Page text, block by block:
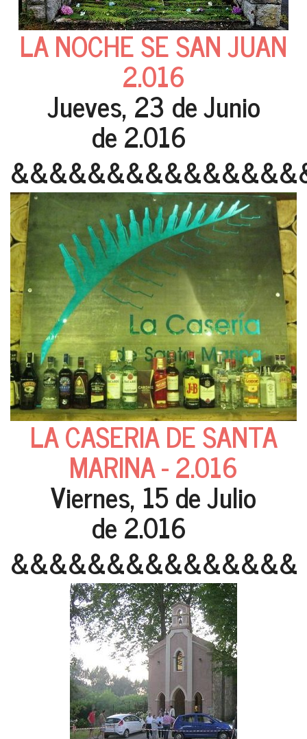
LA NOCHE SE SAN JUAN
2.016
Jueves, 23 de Junio
de 2.016
LA CASERIA DE SANTA
MARINA - 2.016
Viernes, 15 de Julio
de 2.016
&&&&&&&&&&&&&&&